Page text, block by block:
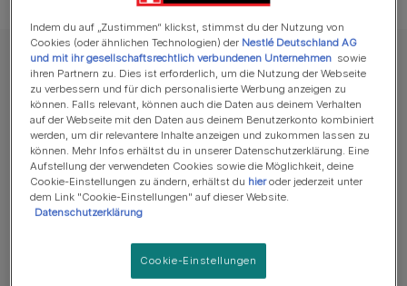
PRO PLAN Trockennahrung für Hunde
PRO PLAN SMALL&MINI ADULT 9+ Age
Defence reich an Huhn
Jetzt Produkt bewerten
Jetzt zum Shop
Verfügbare Größen: 700g 3kg
Indem du auf „Zustimmen“ klickst, stimmst du der Nutzung von
Cookies (oder ähnlichen Technologien) der Nestlé Deutschland AG
und mit ihr gesellschaftsrechtlich verbundenen Unternehmen sowie
ihren Partnern zu. Dies ist erforderlich, um die Nutzung der Webseite
zu verbessern und für dich personalisierte Werbung anzeigen zu
können. Falls relevant, können auch die Daten aus deinem Verhalten
auf der Webseite mit den Daten aus deinem Benutzerkonto kombiniert
werden, um dir relevantere Inhalte anzeigen und zukommen lassen zu
können. Mehr Infos erhältst du in unserer Datenschutzerklärung. Eine
Aufstellung der verwendeten Cookies sowie die Möglichkeit, deine
Cookie-Einstellungen zu ändern, erhältst du hieroder jederzeit unter
dem Link "Cookie-Einstellungen" auf dieser Website.
Datenschutzerklärung
Cookie-Einstellungen